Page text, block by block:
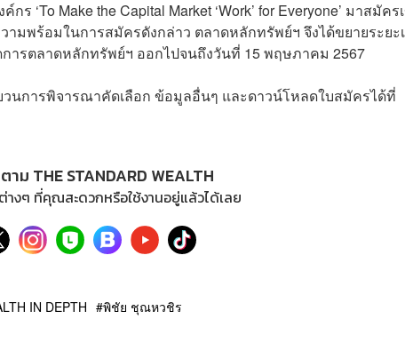
‘To Make the Capital Market ‘Work’ for Everyone’ มาสมัคร
มพร้อมในการสมัครดังกล่าว ตลาดหลักทรัพย์ฯ จึงได้ขยายระยะ
ารตลาดหลักทรัพย์ฯ ออกไปจนถึงวันที่ 15 พฤษภาคม 2567
นการพิจารณาคัดเลือก ข้อมูลอื่นๆ และดาวน์โหลดใบสมัครได้ที่
ม THE STANDARD WEALTH
งๆ ที่คุณสะดวกหรือใช้งานอยู่แล้วได้เลย
IN DEPTH พิชัย ชุณหวชิร